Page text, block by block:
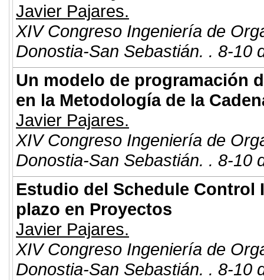
Javier Pajares.
XIV Congreso Ingeniería de
Donostia-San Sebastián. . 8-10
Un modelo de programación
en la Metodología de la
Javier Pajares.
XIV Congreso Ingeniería de
Donostia-San Sebastián. . 8-10
Estudio del Schedule
plazo en Proyectos
Javier Pajares.
XIV Congreso Ingeniería de
Donostia-San Sebastián. . 8-10